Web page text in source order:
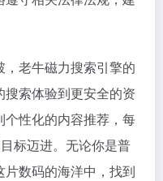
老牛磁力搜索引擎的
索体验到更安全的资
性化的内容推荐，每
标迈进。无论你是普
数码的海洋中，找到